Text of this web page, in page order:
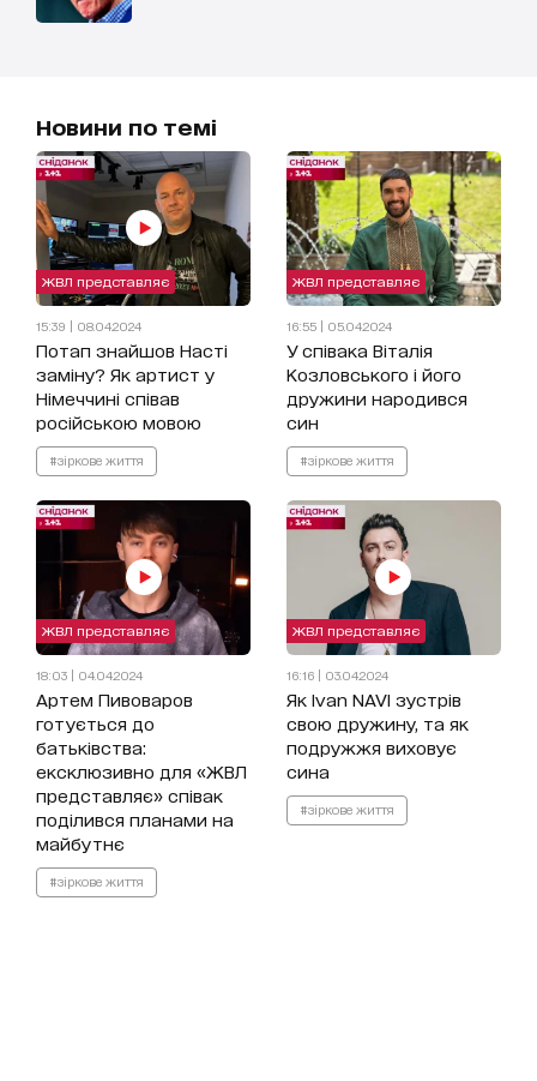
Новини по темі
ЖВЛ представляє
15:39 | 08.04.2024
Потап знайшов Насті
заміну? Як артист у
Німеччині співав
російською мовою
#зіркове життя
ЖВЛ представляє
16:55 | 05.04.2024
У співака Віталія
Козловського і його
дружини народився
син
#зіркове життя
ЖВЛ представляє
18:03 | 04.04.2024
Артем Пивоваров
готується до
батьківства:
ексклюзивно для «ЖВЛ
представляє» співак
поділився планами на
майбутнє
#зіркове життя
ЖВЛ представляє
16:16 | 03.04.2024
Як Ivan NAVI зустрів
свою дружину, та як
подружжя виховує
сина
#зіркове життя